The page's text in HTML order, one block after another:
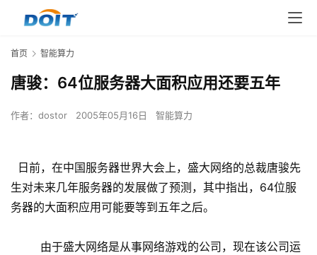
首页 智能算力
唐骏：64位服务器大面积应用还要五年
作者： dostor 2005年05月16日 智能算力
日前，在中国服务器世界大会上，盛大网络的总裁唐骏先
生对未来几年服务器的发展做了预测，其中指出，64位服
务器的大面积应用可能要等到五年之后。
由于盛大网络是从事网络游戏的公司，现在该公司运